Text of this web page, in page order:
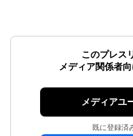
このプレス
メディア関係者
メディアユ
既に登録済